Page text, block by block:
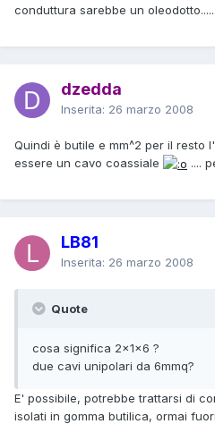
conduttura sarebbe un oleodotto......
dzedda
Inserita: 26 marzo 2008
Quindi è butile e mm^2 per il resto
essere un cavo coassiale
....
LB81
Inserita: 26 marzo 2008
Quote
cosa significa 2x1x6 ?
due cavi unipolari da 6mmq?
E' possibile, potrebbe trattarsi di
isolati in gomma butilica, ormai